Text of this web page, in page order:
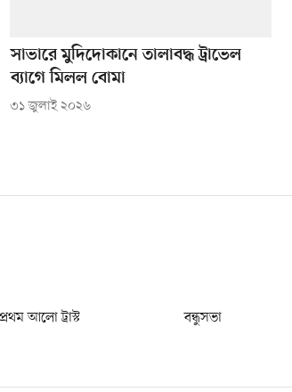
সাভারে মুদিদোকানে তালাবদ্ধ ট্রাভেল
ব্যাগে মিলল বোমা
৩১ জুলাই ২০২৬
প্রথম আলো ট্রাস্ট বন্ধুসভা